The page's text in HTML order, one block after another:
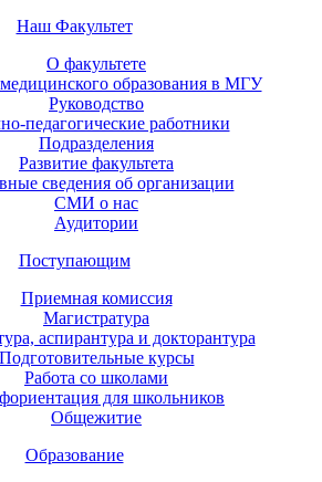
Наш Факультет
О факультете
образования в МГУ
Руководство
педагогические работники
Подразделения
Развитие факультета
сведения об организации
СМИ о нас
Аудитории
Поступающим
Приемная комиссия
Магистратура
аспирантура и докторантура
Подготовительные курсы
Работа со школами
для школьников
Общежитие
Образование